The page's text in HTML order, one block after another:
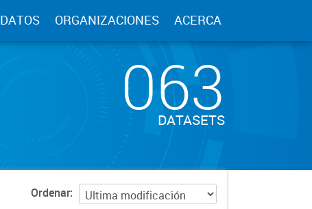
DATOS ORGANIZACIONES ACERCA
063
DATASETS
Ordenar